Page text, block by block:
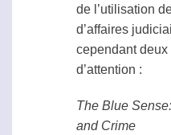
de l’utilisation
d’affaires
cependant
d’attention :
The Blue
and Crime